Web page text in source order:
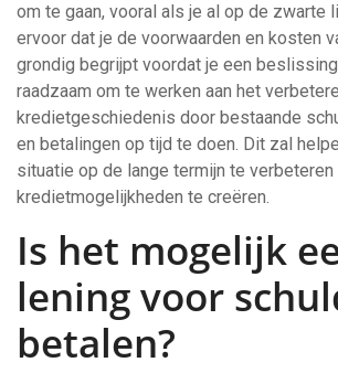
om te gaan, vooral als je al op de zwarte
ervoor dat je de voorwaarden en kosten
grondig begrijpt voordat je een
raadzaam om te werken aan het
kredietgeschiedenis door bestaande
en betalingen op tijd te doen. Dit zal
situatie op de lange termijn te verbeteren
kredietmogelijkheden te creëren.
Is het mogelijk
lening voor
betalen?